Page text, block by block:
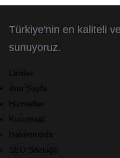
Türkiye'nin en kaliteli
sunuyoruz.
Linkler
Ana Sayfa
Hizmetler
Kurumsal
Hakkımızda
SEO Sözlüğü